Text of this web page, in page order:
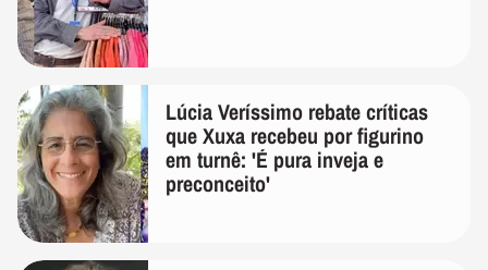
Lúcia Veríssimo rebate críticas
que Xuxa recebeu por figurino
em turnê: 'É pura inveja e
preconceito'